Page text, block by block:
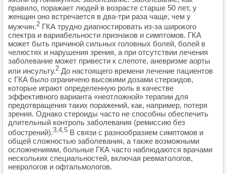
правило, поражает людей в возрасте старше 50 лет, у
женщин оно встречается в два-три раза чаще, чем у
мужчин.2 ГКА трудно диагностировать из-за широкого
спектра и вариабельности признаков и симптомов. ГКА
может быть причиной сильных головных болей, болей в
челюстях и нарушения зрения, а при отсутствии лечения
заболевание может привести к слепоте, аневризме аорты
или инсульту.2 До настоящего времени лечение пациентов
с ГКА было ограничено высокими дозами стероидов,
которые играют определенную роль в качестве
эффективного варианта «неотложной» терапии для
предотвращения таких поражений, как, например, потеря
зрения. Однако стероиды часто не способны обеспечить
длительный контроль заболевания (ремиссию без
обострений).3,4,5 В связи с разнообразием симптомов и
общей сложностью заболевания, а также возможными
осложнениями, больные ГКА часто наблюдаются врачами
нескольких специальностей, включая ревматологов,
неврологов и офтальмологов.